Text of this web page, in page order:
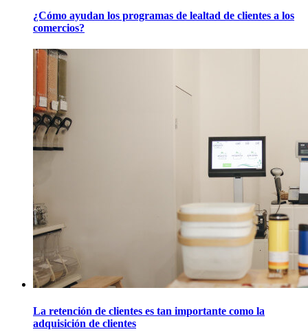
¿Cómo ayudan los programas de lealtad de clientes a los
comercios?
La retención de clientes es tan importante como la
adquisición de clientes